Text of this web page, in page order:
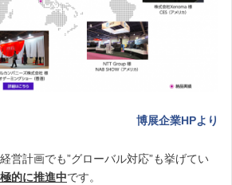
博展企業HPより
営計画でも”グローバル対応”も挙げてい
的に推進中です。